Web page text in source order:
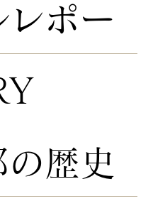
歴史
レポー